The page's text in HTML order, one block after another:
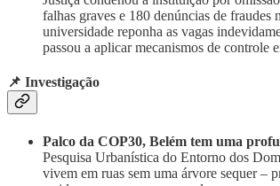
falhas graves e 180 denúncias de
universidade reponha as vagas
passou a aplicar mecanismos de controle
📌 Investigação
Palco da COP30, Belém tem uma
Pesquisa Urbanística do Entorno dos
vivem em ruas sem uma árvore sequer –